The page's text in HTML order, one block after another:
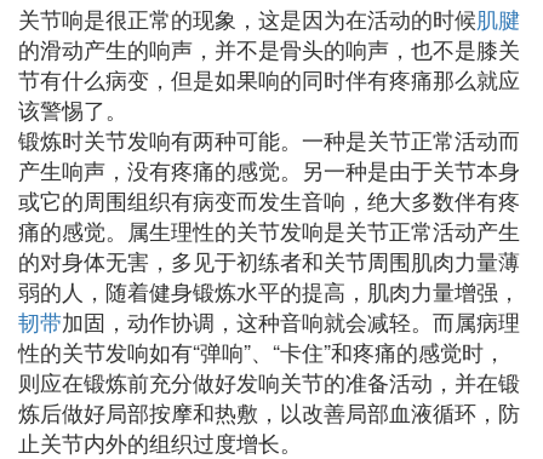
关节响是很正常的现象，这是因为在活动的时候肌腱
的滑动产生的响声，并不是骨头的响声，也不是膝关
节有什么病变，但是如果响的同时伴有疼痛那么就应
该警惕了。
锻炼时关节发响有两种可能。一种是关节正常活动而
产生响声，没有疼痛的感觉。另一种是由于关节本身
或它的周围组织有病变而发生音响，绝大多数伴有疼
痛的感觉。属生理性的关节发响是关节正常活动产生
的对身体无害，多见于初练者和关节周围肌肉力量薄
弱的人，随着健身锻炼水平的提高，肌肉力量增强，
韧带加固，动作协调，这种音响就会减轻。而属病理
性的关节发响如有“弹响”、“卡住”和疼痛的感觉时，
则应在锻炼前充分做好发响关节的准备活动，并在锻
炼后做好局部按摩和热敷，以改善局部血液循环，防
止关节内外的组织过度增长。